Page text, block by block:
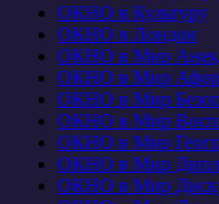
ОКНО в Культуру
ОКНО в Лондон
ОКНО в Мир
ОКНО в Мир
ОКНО в Мир
ОКНО в Мир
ОКНО в Мир
ОКНО в Мир
ОКНО в Мир